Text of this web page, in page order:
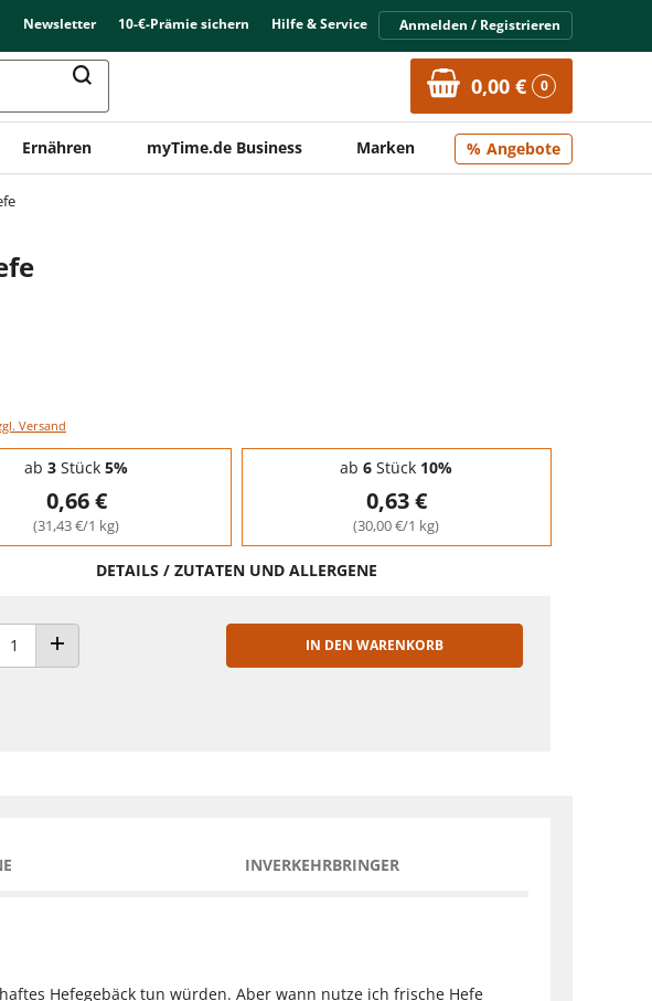
Newsletter 10-€-Prämie sichern Hilfe & Service Anmelden / Registrieren
0,00 € 0
Ernähren myTime.de Business Marken Angebote
Versand
- Mengenrabatt
ab 3 Stück 5%
0,66 €
(31,43 €/1 kg)
ab 6 Stück 10%
0,63 €
(30,00 €/1 kg)
DETAILS / ZUTATEN UND ALLERGENE
VERRINGERNANZAHL ERHÖHEN
IN DEN WARENKORB
INVERKEHRBRINGER
Hefegebäck tun würden. Aber wann nutze ich frische Hefe